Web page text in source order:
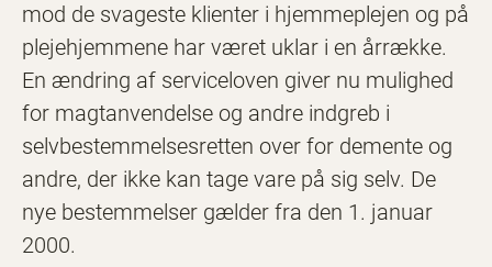
mod de svageste klienter i hjemmeplejen og på
plejehjemmene har været uklar i en årrække.
En ændring af serviceloven giver nu mulighed
for magtanvendelse og andre indgreb i
selvbestemmelsesretten over for demente og
andre, der ikke kan tage vare på sig selv. De
nye bestemmelser gælder fra den 1. januar
2000.